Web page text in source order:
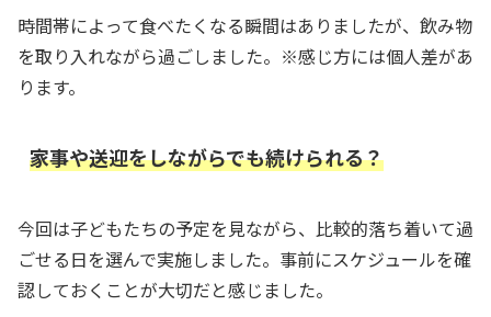
時間帯によって食べたくなる瞬間はありましたが、飲み物
を取り入れながら過ごしました。※感じ方には個人差があ
ります。
家事や送迎をしながらでも続けられる？
今回は子どもたちの予定を見ながら、比較的落ち着いて過
ごせる日を選んで実施しました。事前にスケジュールを確
認しておくことが大切だと感じました。